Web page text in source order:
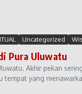
Uncategorized
Pura Uluwatu
Akhir pekan
tempat yang